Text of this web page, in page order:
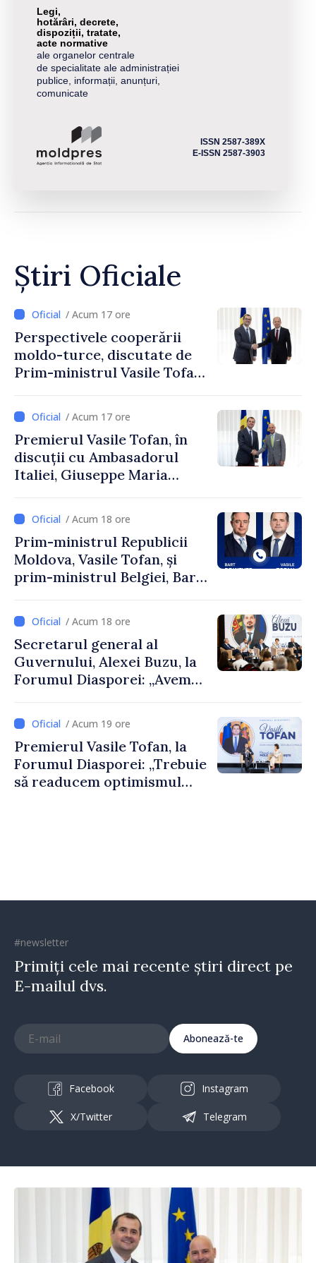
Legi,
hotărâri, decrete,
dispoziții, tratate,
acte normative
ale organelor centrale
de specialitate ale administrației
publice, informații, anunțuri,
comunicate
ISSN 2587-389X
E-ISSN 2587-3903
Știri Oficiale
/ Acum 17 ore
Perspectivele cooperării
moldo-turce, discutate de
Prim-ministrul Vasile Tofan
Uygar Mustafa Sertel
/ Acum 17 ore
Premierul Vasile Tofan, în
discuții cu Ambasadorul
Italiei, Giuseppe Maria
/ Acum 18 ore
Prim-ministrul Republicii
Moldova, Vasile Tofan, și
prim-ministrul Belgiei, Bart
despre parcursul european
al Republicii Moldova.
/ Acum 18 ore
Secretarul general al
Guvernului, Alexei Buzu, la
Forumul Diasporei: „Avem
dumneavoastră pentru a
construi comunități mai
puternice”
/ Acum 19 ore
Premierul Vasile Tofan, la
Forumul Diasporei: „Trebuie
să readucem optimismul
#newsletter
Primiți cele mai recente știri direct pe
E-mailul dvs.
Abonează-te
Facebook Instagram
X/Twitter Telegram